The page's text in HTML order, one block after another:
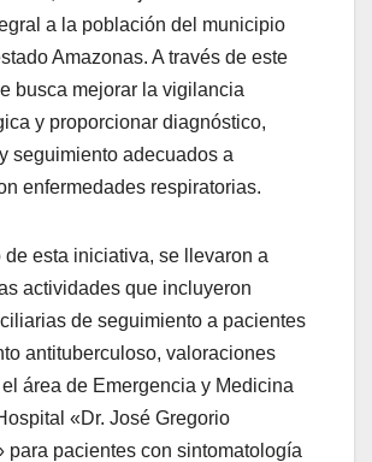
a la población del municipio
Amazonas. A través de este
busca mejorar la vigilancia
y proporcionar diagnóstico,
seguimiento adecuados a
enfermedades respiratorias.
de esta iniciativa, se llevaron a
actividades que incluyeron
de seguimiento a pacientes
antituberculoso, valoraciones
área de Emergencia y Medicina
«Dr. José Gregorio
para pacientes con sintomatología